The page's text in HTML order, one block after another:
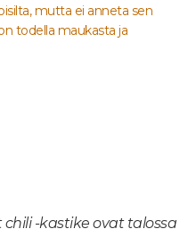
mutta ei anneta sen
todella maukasta ja
-kastike ovat talossa